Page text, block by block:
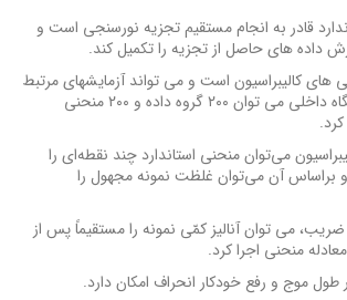
قادر به انجام مستقیم تجزیه نورسنجی است و
داده های حاصل از تجزیه را تکمیل کند.
های کالیبراسیون است و می تواند آزمایشهای مرتبط
را اجرا کند. با دستگاه داخلی می توان ۲۰۰ گروه داده و ۲۰۰ منحنی
می‌توان منحنی استاندارد چند نقطه‌ای را
براساس آن می‌توان غلظت نمونه مجهول را
ضریب، می توان آنالیز کمّی نمونه را مستقیماً پس از
منحنی اجرا کرد.
طول موج و رفع خودکار انحراف امکان دارد.